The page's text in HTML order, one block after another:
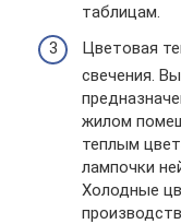
таблицам.
Цветовая
свечения.
жилом
теплым
лампочки
Холодные